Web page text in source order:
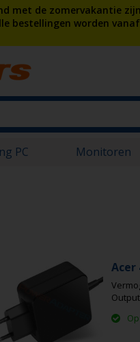
met de zomervakantie
bestellingen worden
PC Monitoren
Acer